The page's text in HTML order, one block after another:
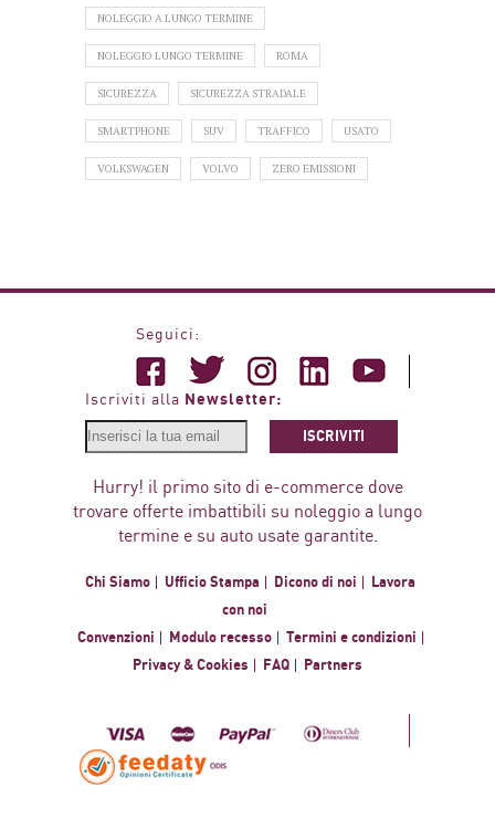
NOLEGGIO A LUNGO TERMINE
NOLEGGIO LUNGO TERMINE ROMA
SICUREZZA SICUREZZA STRADALE
SMARTPHONE SUV TRAFFICO USATO
VOLKSWAGEN VOLVO ZERO EMISSIONI
Seguici:
Iscriviti alla Newsletter:
ISCRIVITI
Hurry! il primo sito di e-commerce dove
trovare offerte imbattibili su noleggio a lungo
termine e su auto usate garantite.
Chi Siamo Ufficio Stampa Dicono di noi
Lavora
con noi
Convenzioni
Modulo recesso
Termini e condizioni
Privacy & Cookies
FAQ Partners